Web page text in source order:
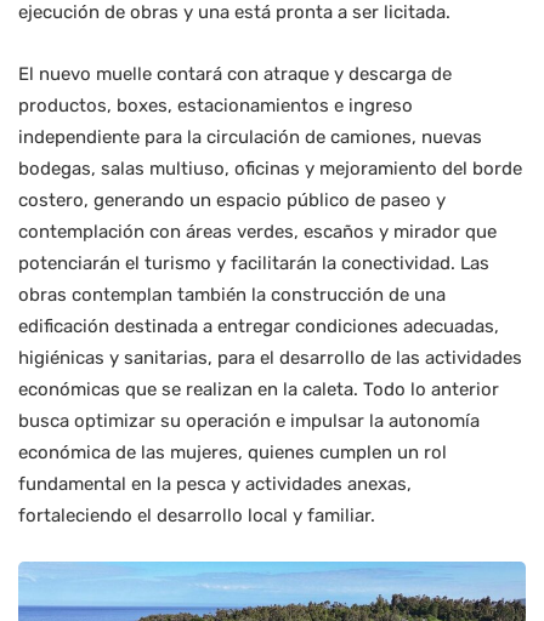
ejecución de obras y una está pronta a ser licitada.
El nuevo muelle contará con atraque y descarga de
productos, boxes, estacionamientos e ingreso
independiente para la circulación de camiones, nuevas
bodegas, salas multiuso, oficinas y mejoramiento del borde
costero, generando un espacio público de paseo y
contemplación con áreas verdes, escaños y mirador que
potenciarán el turismo y facilitarán la conectividad. Las
obras contemplan también la construcción de una
edificación destinada a entregar condiciones adecuadas,
higiénicas y sanitarias, para el desarrollo de las actividades
económicas que se realizan en la caleta. Todo lo anterior
busca optimizar su operación e impulsar la autonomía
económica de las mujeres, quienes cumplen un rol
fundamental en la pesca y actividades anexas,
fortaleciendo el desarrollo local y familiar.